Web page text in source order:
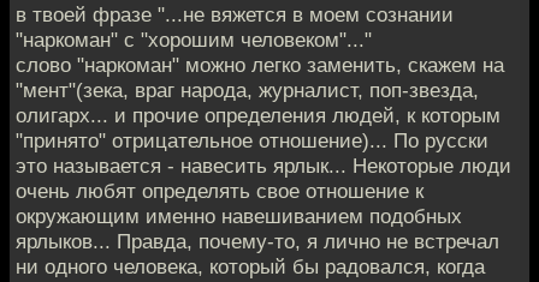
в твоей фразе "...не вяжется в моем сознании
"наркоман" с "хорошим человеком"..."
слово "наркоман" можно легко заменить, скажем на
"мент"(зека, враг народа, журналист, поп-звезда,
олигарх... и прочие определения людей, к которым
"принято" отрицательное отношение)... По русски
это называется - навесить ярлык... Некоторые люди
очень любят определять свое отношение к
окружающим именно навешиванием подобных
ярлыков... Правда, почему-то, я лично не встречал
ни одного человека, который бы радовался, когда